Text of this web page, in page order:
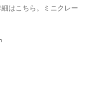
はこちら。ミニクレー